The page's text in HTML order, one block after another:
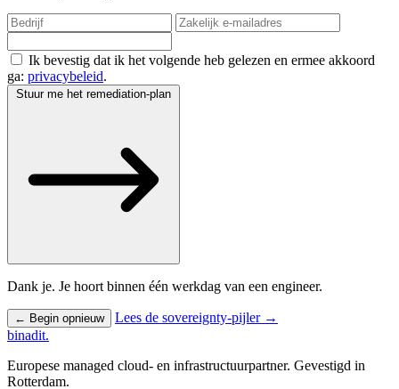
Ik bevestig dat ik het volgende heb gelezen en ermee akkoord
ga: privacybeleid.
Stuur me het remediation-plan
Dank je. Je hoort binnen één werkdag van een engineer.
← Begin opnieuw
Lees de sovereignty-pijler →
binadit.
Europese managed cloud- en infrastructuurpartner. Gevestigd in
Rotterdam.